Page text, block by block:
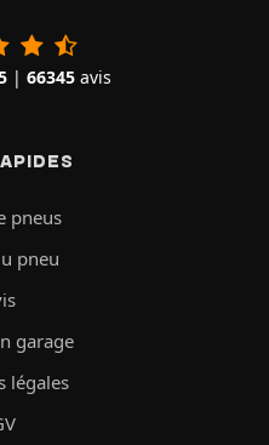
| 66345 avis
pneus
pneu
garage
légales